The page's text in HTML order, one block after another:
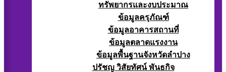
ทรัพยากรและงบประมาณ
ข้อมูลครุภัณฑ์
ข้อมูลอาคารสถานที่
ข้อมูลตลาดแรงงาน
ข้อมูลพื้นฐานจังหวัดลำปาง
ปรัชญ วิสัยทัศน์ พันธกิจ